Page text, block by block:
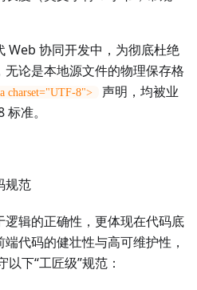
Web 协同开发中，为彻底杜绝
论是本地源文件的物理保存格
charset="UTF-8">
声明，均被业
准。
规范
辑的正确性，更体现在代码底
代码的健壮性与高可维护性，
下“工匠级”规范：